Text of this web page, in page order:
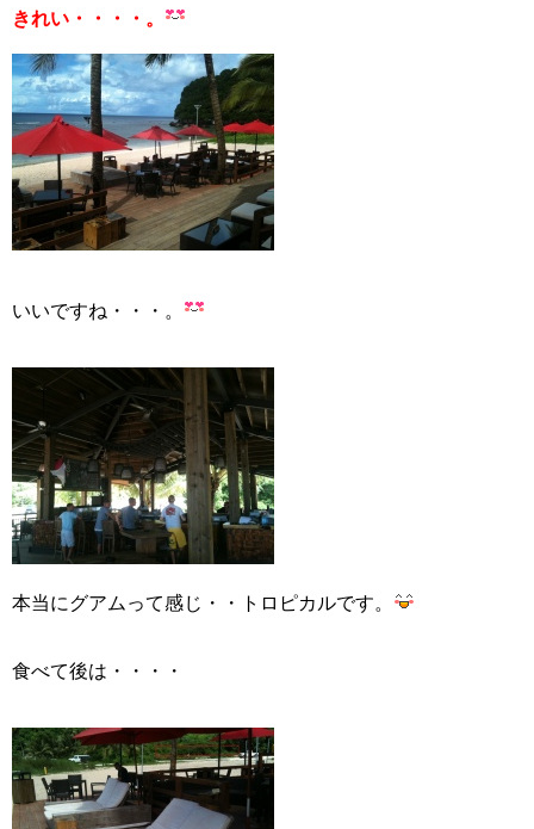
きれい・・・・。
いいですね・・・。
本当にグアムって感じ・・トロピカルです。
食べて後は・・・・